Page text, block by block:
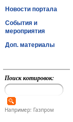
Новости портала
События и
мероприятия
Доп. материалы
Поиск котировок:
Например: Газпром